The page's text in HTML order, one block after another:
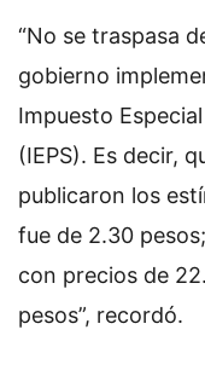
“No se traspasa
gobierno
Impuesto
(IEPS). Es decir,
publicaron los
fue de 2.30
con precios de
pesos”, recordó.